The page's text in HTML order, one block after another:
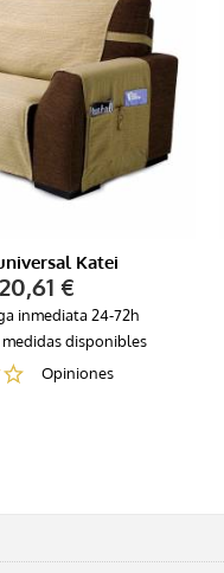
Katei
20,61 €
inmediata 24-72h
disponibles
Opiniones